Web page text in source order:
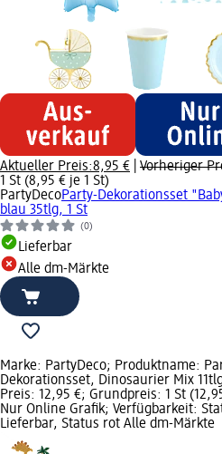
Aktueller Preis:8,95 € Vorheriger
1 St (8,95 € je 1 St)
PartyDecoParty-Dekorationsset
blau 35tlg, 1 St
(0)
Lieferbar
Alle dm-Märkte
Marke: PartyDeco; Produktname:
Dekorationsset, Dinosaurier Mix
Preis: 12,95 €; Grundpreis: 1 St
Nur Online Grafik; Verfügbarkeit:
Lieferbar, Status rot Alle dm-Märkte